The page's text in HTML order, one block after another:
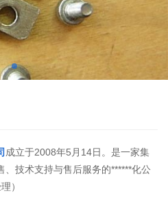
成立于2008年5月14日。是一家集
技术支持与售后服务的******化公
）